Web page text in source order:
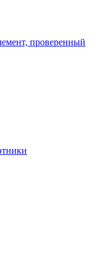
проверенный